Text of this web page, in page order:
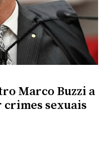
Marco Buzzi a
crimes sexuais